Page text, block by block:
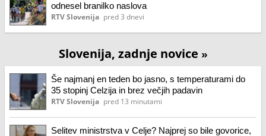
odnesel branilko naslova
RTV Slovenija pred 3 dnevi
Slovenija, zadnje novice »
Še najmanj en teden bo jasno, s temperaturami do
35 stopinj Celzija in brez večjih padavin
RTV Slovenija pred 13 minutami
Selitev ministrstva v Celje? Najprej so bile govorice,